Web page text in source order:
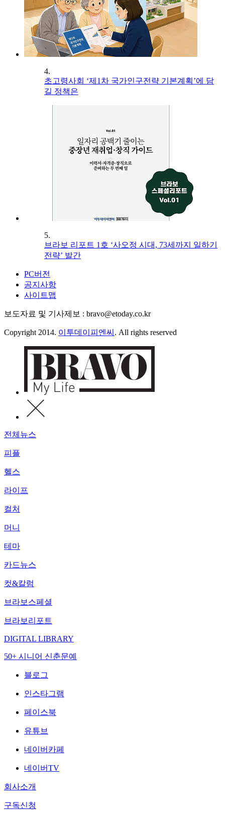
4.
초고령사회 ‘제1차 국가인구전략 기본계획’에 담
길 정책은
5.
브라보 리포트 1호 ‘사오정 시대, 73세까지 일하기
전략’ 발간
PC버전
공지사항
사이트맵
보도자료 및 기사제보 : bravo@etoday.co.kr
Copyright 2014. 이투데이피엔씨 . All rights reserved
전체뉴스
피플
헬스
라이프
컬처
머니
테마
카드뉴스
컷&칼럼
브라보스페셜
브라보리포트
DIGITAL LIBRARY
50+ 시니어 신춘문예
블로그
인스타그램
페이스북
유튜브
네이버카페
네이버TV
회사소개
구독신청